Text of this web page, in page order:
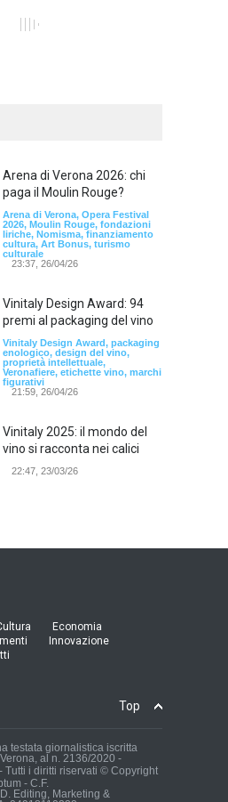
Arena di Verona 2026: chi
paga il Moulin Rouge?
Arena di Verona, Opera Festival
2026, Moulin Rouge, fondazioni
liriche, Nomisma, finanziamento
cultura, Art Bonus, turismo
culturale
23:37, 26/04/26
Vinitaly Design Award: 94
premi al packaging del vino
Vinitaly Design Award, packaging
enologico, design del vino,
proprietà intellettuale,
Veronafiere, etichette vino, marchi
figurativi
21:59, 26/04/26
Vinitaly 2025: il mondo del
vino si racconta nei calici
22:47, 23/03/26
Model Expo Italy 2025 a
21:25, 04/03/26
Verona Domani, aumenta il
In Memoria di Albino Perolo:
L'Uomo che ha reso
Economia
Innovazione
Top
testata giornalistica iscritta
al n. 2136/2020 -
Tutti i diritti riservati © Copyright
- C.F.
Editing, Marketing &